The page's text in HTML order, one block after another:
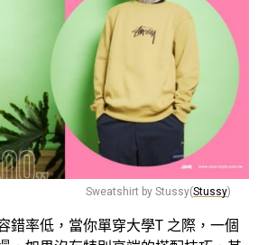
Sweatshirt by Stussy(Stussy)
錯率低，當你單穿大學T 之際，一個